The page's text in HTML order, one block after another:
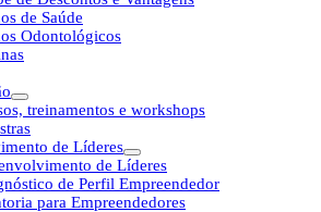
de Saúde
Odontológicos
treinamentos e workshops
de Líderes
de Líderes
de Perfil Empreendedor
para Empreendedores